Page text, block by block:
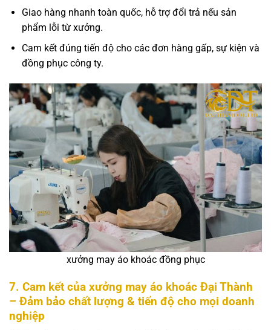
Giao hàng nhanh toàn quốc, hỗ trợ đổi trả nếu sản
phẩm lỗi từ xưởng.
Cam kết đúng tiến độ cho các đơn hàng gấp, sự kiện và
đồng phục công ty.
xưởng may áo khoác đồng phục
7. Cam kết của xưởng may áo khoác Đại Thành
– Đảm bảo chất lượng & tiến độ cho mọi doanh
nghiệp